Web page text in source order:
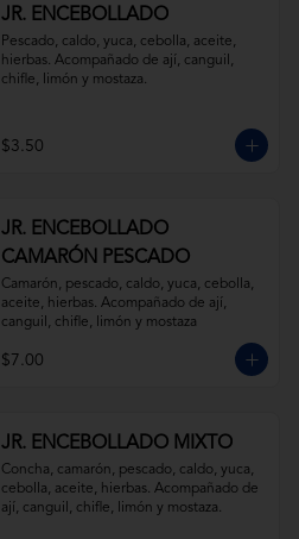
JR. ENCEBOLLADO
Pescado, caldo, yuca, cebolla, aceite,
hierbas. Acompañado de ají, canguil,
chifle, limón y mostaza.
$3.50
JR. ENCEBOLLADO
CAMARÓN PESCADO
Camarón, pescado, caldo, yuca, cebolla,
aceite, hierbas. Acompañado de ají,
canguil, chifle, limón y mostaza
$7.00
JR. ENCEBOLLADO MIXTO
Concha, camarón, pescado, caldo, yuca,
cebolla, aceite, hierbas. Acompañado de
ají, canguil, chifle, limón y mostaza.